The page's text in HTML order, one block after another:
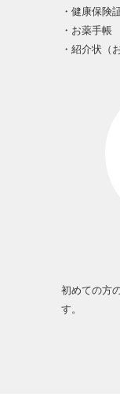
・健康保険
・お薬手帳
・紹介状（
初めての方
す。